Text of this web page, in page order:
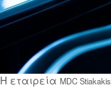
Η εταιρεία MDC Stiakakis